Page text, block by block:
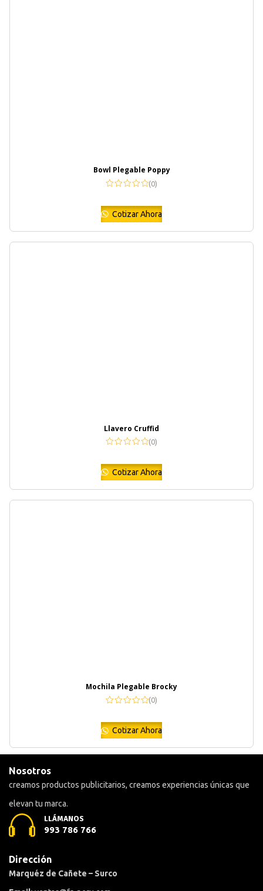
Bowl Plegable Poppy
(0)
Cotizar Ahora
Llavero Cruffid
(0)
Cotizar Ahora
Mochila Plegable Brocky
(0)
Cotizar Ahora
Nosotros
creamos productos publicitarios, creamos experiencias únicas que
elevan tu marca.
LLÁMANOS
993 786 766
Dirección
Marquéz de Cañete – Surco